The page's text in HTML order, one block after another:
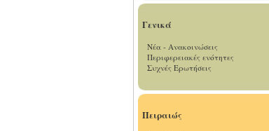
Γενικά
Νέα - Ανακοινώσεις
Περιφερειακές ενότητες
Συχνές Ερωτήσεις
Πειραιώς